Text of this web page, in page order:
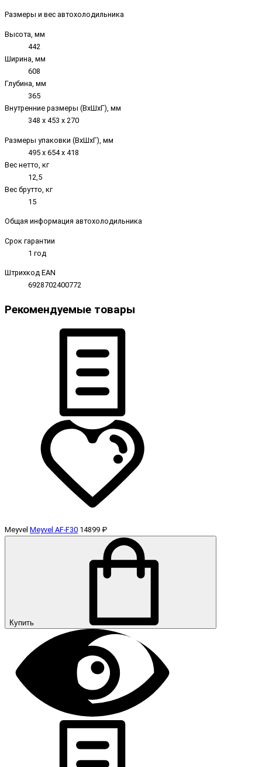
Размеры и вес автохолодильника
Высота, мм
442
Ширина, мм
608
Глубина, мм
365
Внутренние размеры (ВxШxГ), мм
348 х 453 х 270
Размеры упаковки (ВxШxГ), мм
495 x 654 x 418
Вес нетто, кг
12,5
Вес брутто, кг
15
Общая информация автохолодильника
Срок гарантии
1 год
Штрихкод EAN
6928702400772
Рекомендуемые товары
Meyvel Meyvel AF-F30 14899 ₽
Купить